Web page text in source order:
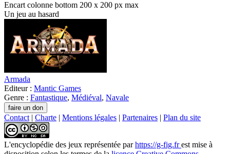
Encart colonne bottom 200 x 200 px max
Un jeu au hasard
Armada
Editeur : Mantic Games
Genre : Fantastique, Médiéval, Navale
Contact | Charte | Mentions légales | Partenaires | Plan du site
L'encyclopédie des jeux représentée parhttps://g-fig.frest mise à